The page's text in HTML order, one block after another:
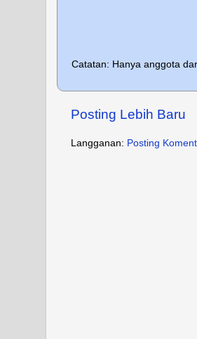
Catatan: Hanya anggota
Posting Lebih Baru
Langganan: Posting